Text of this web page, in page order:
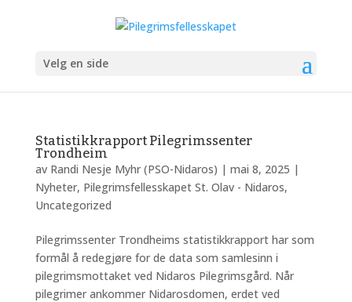
Velg en side
Statistikkrapport Pilegrimssenter
Trondheim
av Randi Nesje Myhr (PSO-Nidaros) | mai 8, 2025 |
Nyheter, Pilegrimsfellesskapet St. Olav - Nidaros,
Uncategorized
Pilegrimssenter Trondheims statistikkrapport har som
formål å redegjøre for de data som samlesinn i
pilegrimsmottaket ved Nidaros Pilegrimsgård. Når
pilegrimer ankommer Nidarosdomen, erdet ved